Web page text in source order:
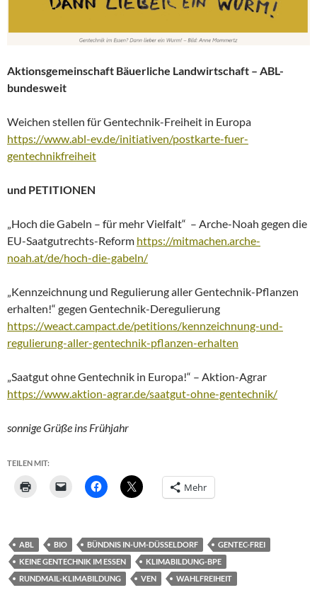
Aktionsgemeinschaft Bäuerliche Landwirtschaft – ABL-
bundesweit
Weichen stellen für Gentechnik-Freiheit in Europa
https://www.abl-ev.de/initiativen/postkarte-fuer-
gentechnikfreiheit
und PETITIONEN
„Hoch die Gabeln – für mehr Vielfalt“ – Arche-Noah gegen die
EU-Saatgutrechts-Reform https://mitmachen.arche-
noah.at/de/hoch-die-gabeln/
„Kennzeichnung und Regulierung aller Gentechnik-Pflanzen
erhalten!“ gegen Gentechnik-Deregulierung
https://weact.campact.de/petitions/kennzeichnung-und-
regulierung-aller-gentechnik-pflanzen-erhalten
„Saatgut ohne Gentechnik in Europa!“ – Aktion-Agrar
https://www.aktion-agrar.de/saatgut-ohne-gentechnik/
sonnige Grüße ins Frühjahr
TEILEN MIT:
Mehr
ABL BIO BÜNDNIS IN-UM-DÜSSELDORF
GENTEC-FREI
KEINE GENTECHNIK IM ESSEN
KLIMABILDUNG-BPE
RUNDMAIL-KLIMABILDUNG
VEN WAHLFREIHEIT